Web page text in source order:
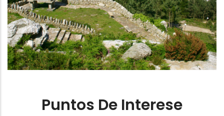
Patrimonio marinero
Puntos De Interese